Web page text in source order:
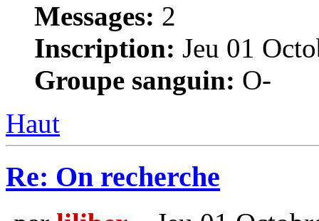
Messages: 2
Inscription: Jeu 01
Groupe sanguin: O-
Haut
Re: On recherche